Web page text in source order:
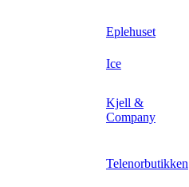
Eplehuset
Ice
Kjell &
Company
Telenorbutikken